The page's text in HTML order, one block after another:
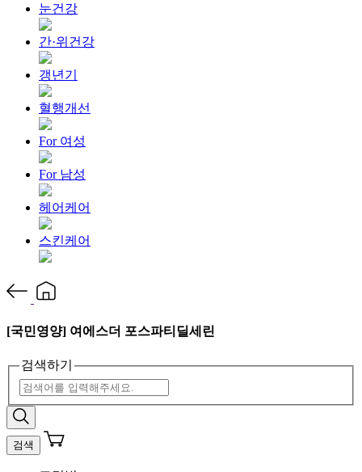
눈건강
간·위건강
갱년기
혈행개선
For 여성
For 남성
헤어케어
스킨케어
[국민영양] 여에스더 포스파티딜세린
검색하기
검색